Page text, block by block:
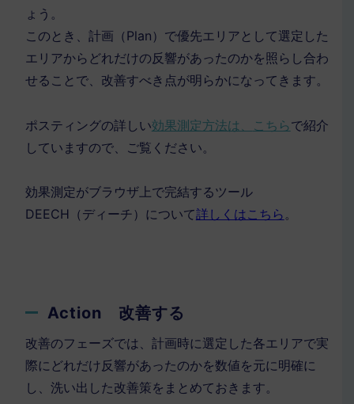
ょう。
このとき、計画（Plan）で優先エリアとして選定した
エリアからどれだけの反響があったのかを照らし合わ
せることで、改善すべき点が明らかになってきます。
ポスティングの詳しい効果測定方法は、 こちら で紹介
していますので、ご覧ください。
効果測定がブラウザ上で完結するツール
DEECH（ディーチ）について詳しくはこちら 。
Action 改善する
改善のフェーズでは、計画時に選定した各エリアで実
際にどれだけ反響があったのかを数値を元に明確に
し、洗い出した改善策をまとめておきます。